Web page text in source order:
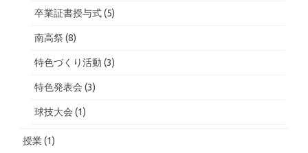
卒業証書授与式(5)
南高祭 (8)
特色づくり活動 (3)
特色発表会 (3)
球技大会 (1)
授業(1)